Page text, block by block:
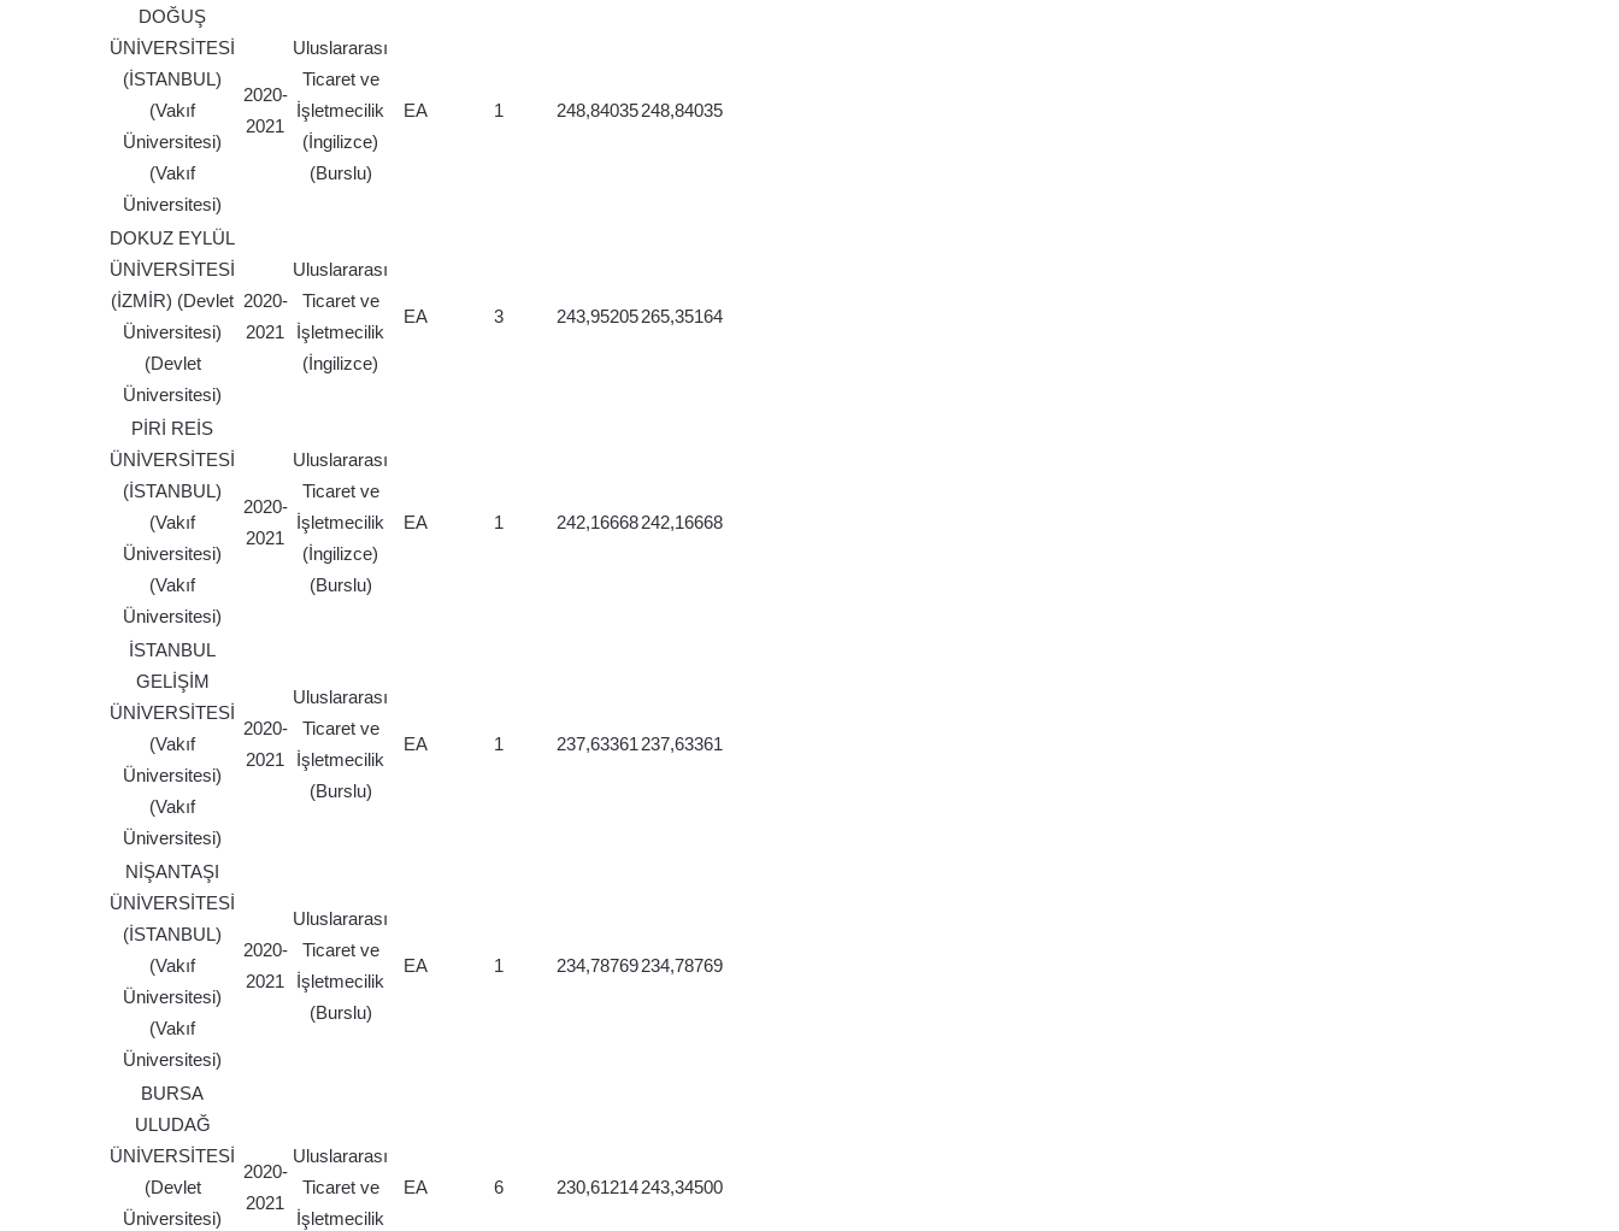
DOĞUŞ
ÜNİVERSİTESİ
(İSTANBUL)
(Vakıf
Üniversitesi)
(Vakıf
Üniversitesi)
2020-
2021
Uluslararası
Ticaret ve
İşletmecilik
(İngilizce)
(Burslu)
EA 1 248,84035248,84035
DOKUZ EYLÜL
ÜNİVERSİTESİ
(İZMİR) (Devlet
Üniversitesi)
(Devlet
Üniversitesi)
2020-
2021
Uluslararası
Ticaret ve
İşletmecilik
(İngilizce)
EA 3 243,95205265,35164
PİRİ REİS
ÜNİVERSİTESİ
(İSTANBUL)
(Vakıf
Üniversitesi)
(Vakıf
Üniversitesi)
2020-
2021
Uluslararası
Ticaret ve
İşletmecilik
(İngilizce)
(Burslu)
EA 1 242,16668242,16668
İSTANBUL
GELİŞİM
ÜNİVERSİTESİ
(Vakıf
Üniversitesi)
(Vakıf
Üniversitesi)
2020-
2021
Uluslararası
Ticaret ve
İşletmecilik
(Burslu)
EA 1 237,63361 237,63361
NİŞANTAŞI
ÜNİVERSİTESİ
(İSTANBUL)
(Vakıf
Üniversitesi)
(Vakıf
Üniversitesi)
2020-
2021
Uluslararası
Ticaret ve
İşletmecilik
(Burslu)
EA 1 234,78769234,78769
BURSA
ULUDAĞ
ÜNİVERSİTESİ
(Devlet
Üniversitesi)
2020-
2021
Uluslararası
Ticaret ve
İşletmecilik
EA 6 230,61214243,34500